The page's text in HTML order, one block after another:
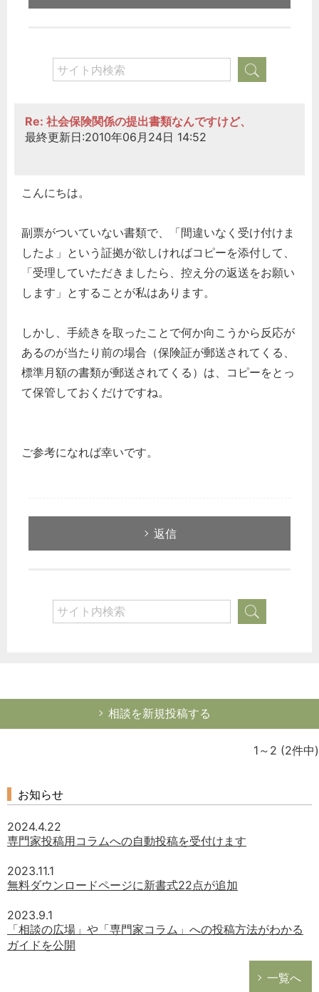
Re: 社会保険関係の提出書類なんですけど、
最終更新日:2010年06月24日 14:52
こんにちは。
副票がついていない書類で、「間違いなく受け付けま
したよ」という証拠が欲しければコピーを添付して、
「受理していただきましたら、控え分の返送をお願い
します」とすることが私はあります。
しかし、手続きを取ったことで何か向こうから反応が
あるのが当たり前の場合（保険証が郵送されてくる、
標準月額の書類が郵送されてくる）は、コピーをとっ
て保管しておくだけですね。
ご参考になれば幸いです。
返信
相談を新規投稿する
1～2 (2件中)
お知らせ
2024.4.22
専門家投稿用コラムへの自動投稿を受付けます
2023.11.1
無料ダウンロードページに新書式22点が追加
2023.9.1
「相談の広場」や「専門家コラム」への投稿方法がわかる
ガイドを公開
一覧へ